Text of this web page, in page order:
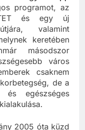
Egy Csepp
programot, az
és egy új
valamint
keretében
másodszor
város
csaknem
de a
egészséges